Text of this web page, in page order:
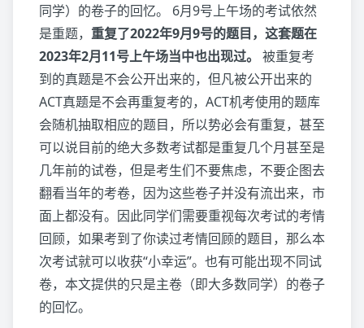
同学）的卷子的回忆。 6月9号上午场的考试依然
是重题， 重复了2022年9月9号的题目，这套题在
2023年2月11号上午场当中也出现过。 被重复考
到的真题是不会公开出来的，但凡被公开出来的
ACT真题是不会再重复考的，ACT机考使用的题库
会随机抽取相应的题目，所以势必会有重复，甚至
可以说目前的绝大多数考试都是重复几个月甚至是
几年前的试卷，但是考生们不要焦虑，不要企图去
翻看当年的考卷，因为这些卷子并没有流出来，市
面上都没有。因此同学们需要重视每次考试的考情
回顾，如果考到了你读过考情回顾的题目，那么本
次考试就可以收获“小幸运”。也有可能出现不同试
卷，本文提供的只是主卷（即大多数同学）的卷子
的回忆。